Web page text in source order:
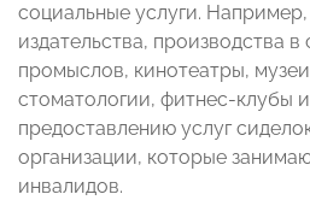
социальные услуги. Например,
издательства, производства
промыслов, кинотеатры,
стоматологии, фитнес-клубы
предоставлению услуг
организации, которые
инвалидов.